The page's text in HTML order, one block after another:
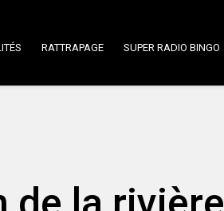
RATTRAPAGE SUPER RADIO BINGO